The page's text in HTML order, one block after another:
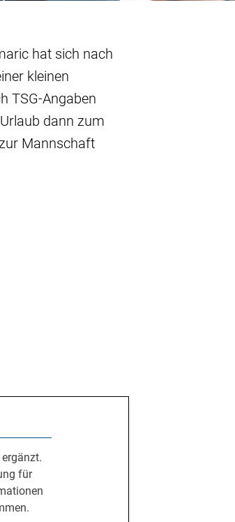
hat sich nach
kleinen
TSG-Angaben
dann zum
Mannschaft
für